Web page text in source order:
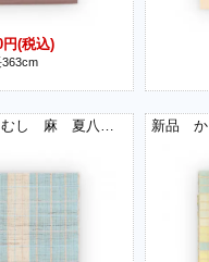
円(税込)
新品 手織りからむし 麻 夏八寸名古屋帯